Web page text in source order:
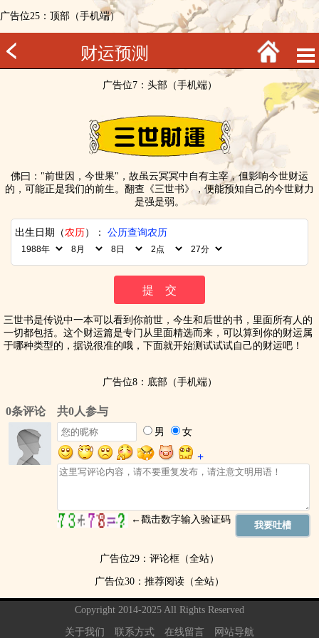
广告位25：顶部（手机端）
财运预测
广告位7：头部（手机端）
佛曰："前世因，今世果"，故虽云冥冥中自有主宰，但影响今世财运
的，可能正是我们的前生。翻查《三世书》，便能预知自己的今世财力
是强是弱。
出生日期（农历 ）： 公历查询农历
三世书是传说中一本可以看到你前世，今生和后世的书，里面所有人的
一切都包括。这个财运篇是专门从里面精选而来，可以算到你的财运属
于哪种类型的，据说很准的哦，下面就开始测试试试自己的财运吧！
广告位8：底部（手机端）
广告位29：评论框（全站）
广告位30：推荐阅读（全站）
Copyright 2014-2025 All Rights Reserved
关于我们 联系方式 在线留言 网站导航